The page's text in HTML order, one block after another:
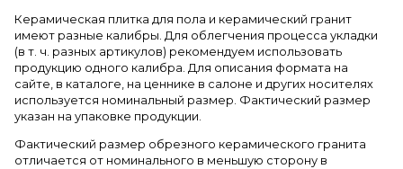
Керамическая плитка для пола и керамический гранит
имеют разные калибры. Для облегчения процесса укладки
(в т. ч. разных артикулов) рекомендуем использовать
продукцию одного калибра. Для описания формата на
сайте, в каталоге, на ценнике в салоне и других носителях
используется номинальный размер. Фактический размер
указан на упаковке продукции.
Фактический размер обрезного керамического гранита
отличается от номинального в меньшую сторону в